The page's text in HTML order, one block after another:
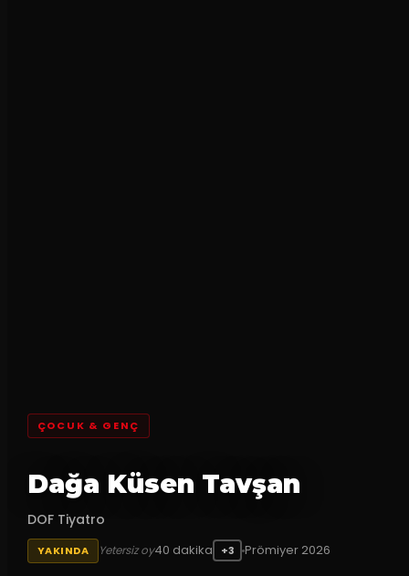
ÇOCUK & GENÇ
Dağa Küsen Tavşan
DOF Tiyatro
YAKINDA Yetersiz oy40 dakika +3 Prömiyer 2026